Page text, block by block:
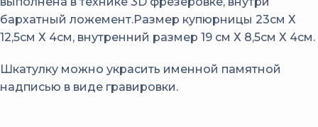
бархатный ложемент.Размер купюрницы 23см Х
12,5см Х 4см, внутренний размер 19 см Х 8,5см Х 4см.
Шкатулку можно украсить именной памятной
надписью в виде гравировки.